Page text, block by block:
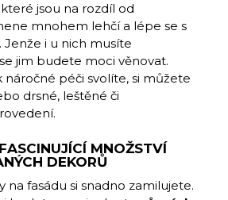
jsou na rozdíl od
mnohem lehčí a lépe se s
i u nich musíte
jim budete moci věnovat.
náročné péči svolíte, si můžete
drsné, leštěné či
MNOŽSTVÍ
DEKORŮ
na fasádu si snadno zamilujete.